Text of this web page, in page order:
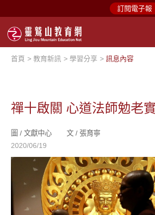
訂閱電子報
首頁 教育新訊 學習分享 訊息內容
禪十啟關 心道法師勉老
圖 /文獻中心 文 / 張育寧
2020/06/19